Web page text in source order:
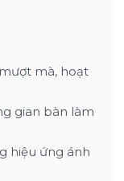
mà, hoạt
gian bàn làm
hiệu ứng ánh